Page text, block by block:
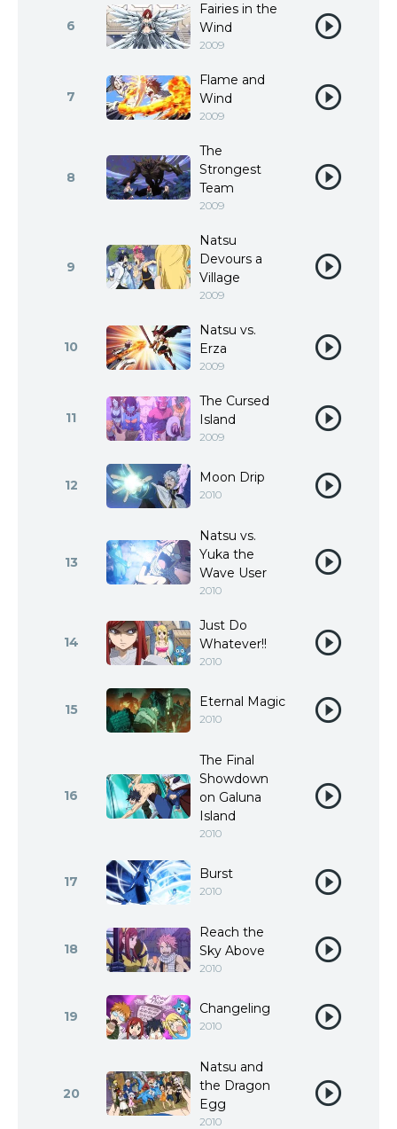
6
Fairies in the
Wind
2009
7
Flame and
Wind
2009
8
The
Strongest
Team
2009
9
Natsu
Devours a
Village
2009
10
Natsu vs.
Erza
2009
11
The Cursed
Island
2009
12 Moon Drip
2010
13
Natsu vs.
Yuka the
Wave User
2010
14
Just Do
Whatever!!
2010
15 Eternal Magic
2010
16
The Final
Showdown
on Galuna
Island
2010
17 Burst
2010
18
Reach the
Sky Above
2010
19 Changeling
2010
20
Natsu and
the Dragon
Egg
2010